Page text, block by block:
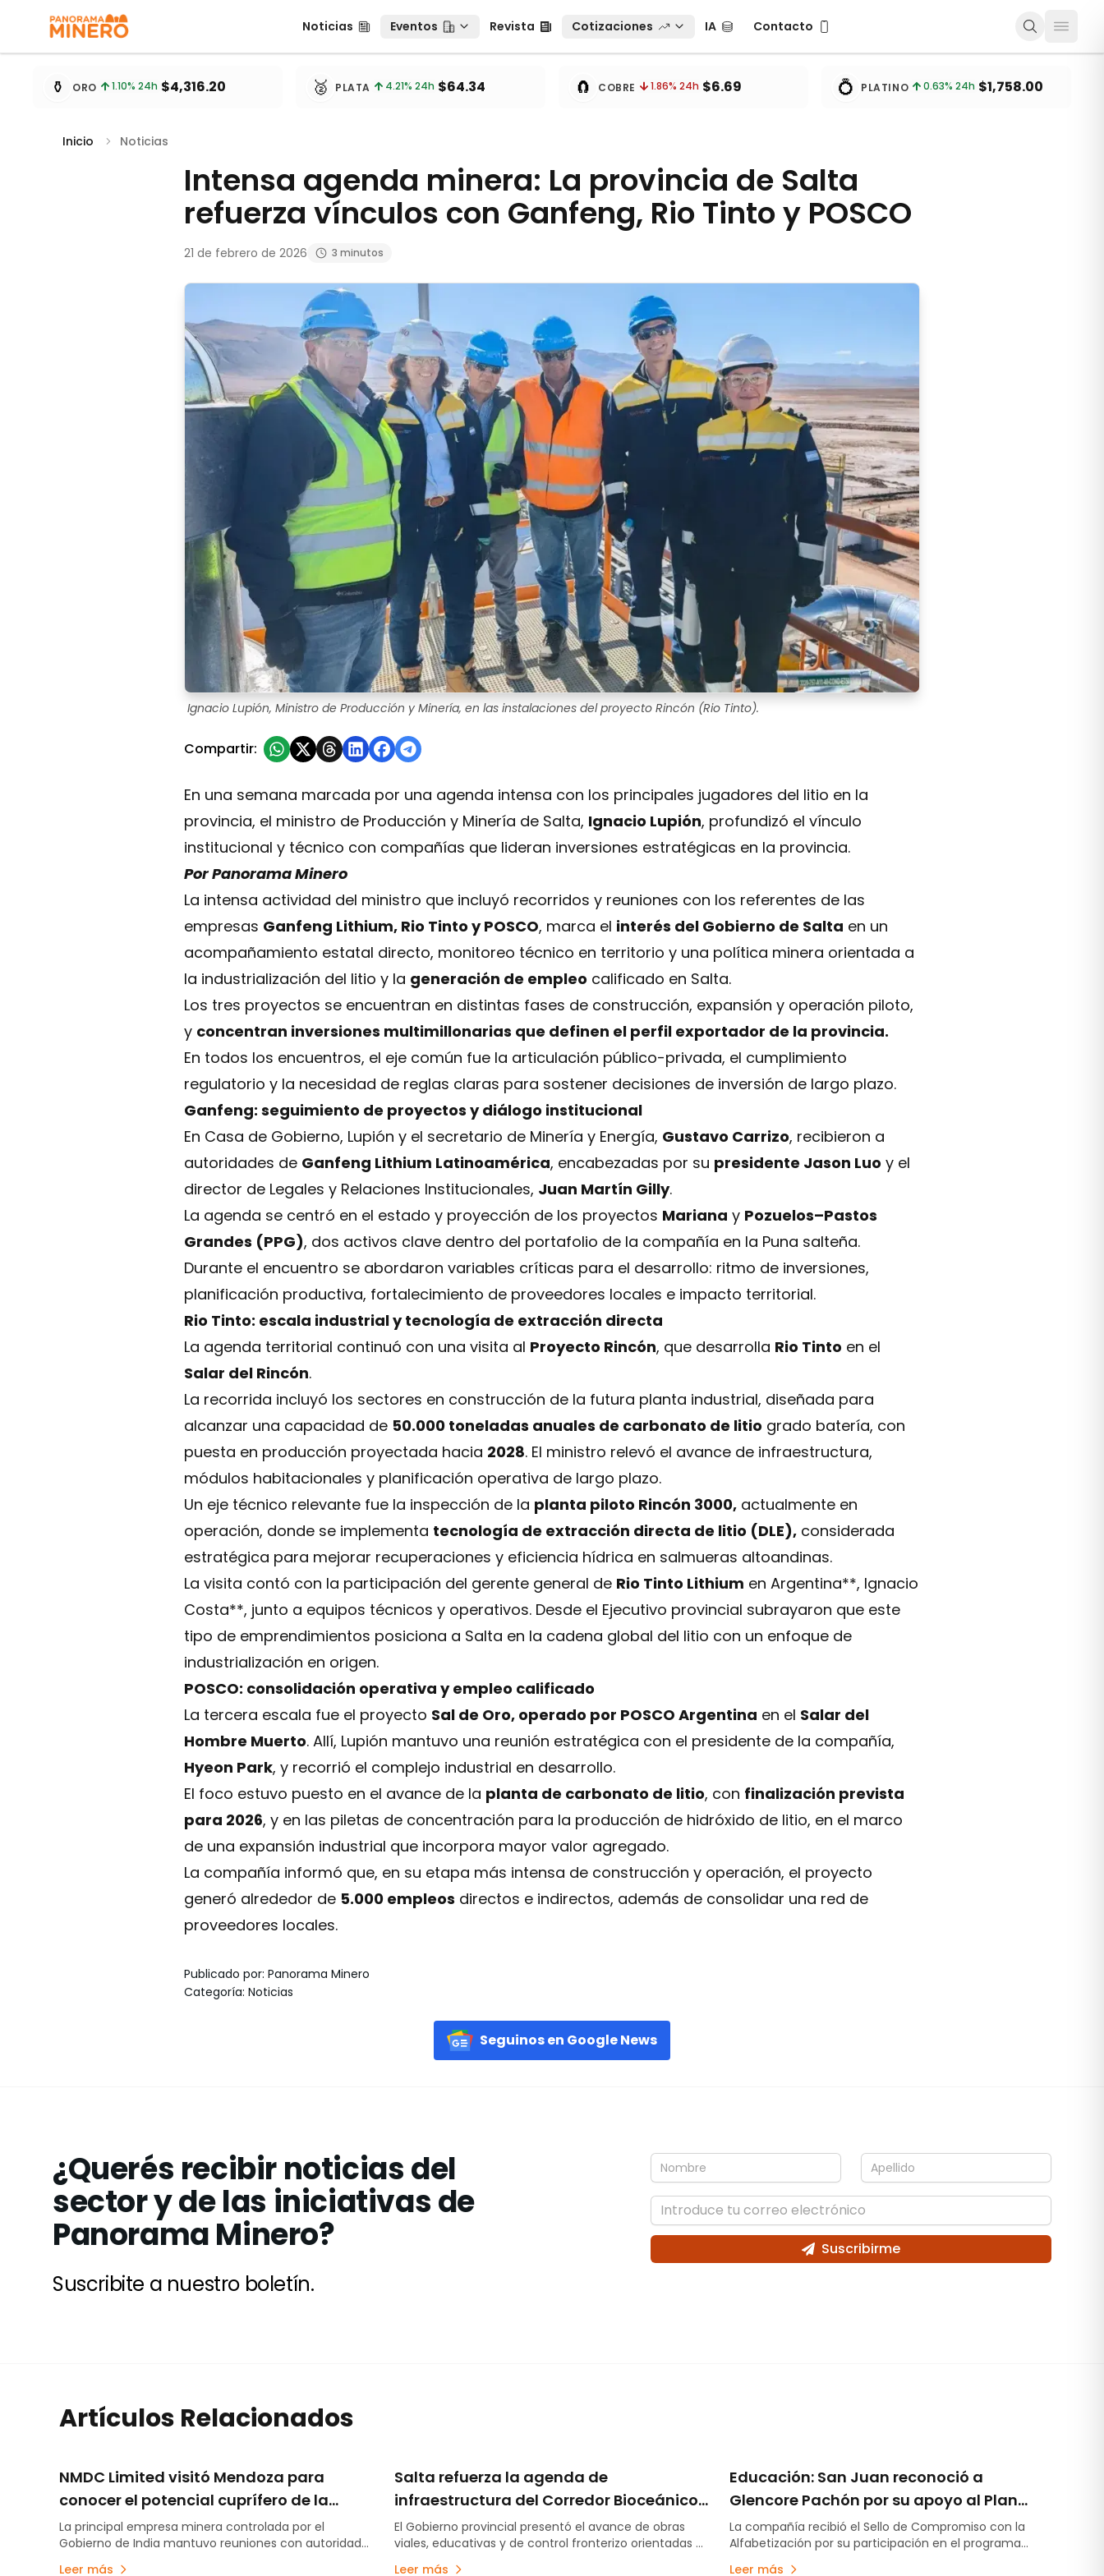
Noticias
Noticias Eventos
Eventos Revista
Revista Cotizaciones
Cotizaciones IAIA Contacto
Contacto
Cotizaciones de metales actualizadas cada 15 minutos
⚱️ ORO 1.10% 24h $4,316.20 🥈 PLATA 4.21% 24h $64.34 🧲 COBRE 1.86% 24h $6.69 💍 PLATINO 0.63% 24h $1,758.00
Inicio Noticias
Intensa agenda minera: La provincia de Salta
refuerza vínculos con Ganfeng, Rio Tinto y POSCO
21 de febrero de 2026 3 minutos
Ignacio Lupión, Ministro de Producción y Minería, en las instalaciones del proyecto Rincón (Rio Tinto).
Compartir:
En una semana marcada por una agenda intensa con los principales jugadores del litio en la
provincia, el ministro de Producción y Minería de Salta, Ignacio Lupión, profundizó el vínculo
institucional y técnico con compañías que lideran inversiones estratégicas en la provincia.
Por Panorama Minero
La intensa actividad del ministro que incluyó recorridos y reuniones con los referentes de las
empresas Ganfeng Lithium, Rio Tinto y POSCO, marca el interés del Gobierno de Salta en un
acompañamiento estatal directo, monitoreo técnico en territorio y una política minera orientada a
la industrialización del litio y la generación de empleo calificado en Salta.
Los tres proyectos se encuentran en distintas fases de construcción, expansión y operación piloto,
y concentran inversiones multimillonarias que definen el perfil exportador de la provincia.
En todos los encuentros, el eje común fue la articulación público-privada, el cumplimiento
regulatorio y la necesidad de reglas claras para sostener decisiones de inversión de largo plazo.
Ganfeng: seguimiento de proyectos y diálogo institucional
En Casa de Gobierno, Lupión y el secretario de Minería y Energía, Gustavo Carrizo, recibieron a
autoridades de Ganfeng Lithium Latinoamérica, encabezadas por su presidente Jason Luo y el
director de Legales y Relaciones Institucionales, Juan Martín Gilly.
La agenda se centró en el estado y proyección de los proyectos Mariana y Pozuelos–Pastos
Grandes (PPG), dos activos clave dentro del portafolio de la compañía en la Puna salteña.
Durante el encuentro se abordaron variables críticas para el desarrollo: ritmo de inversiones,
planificación productiva, fortalecimiento de proveedores locales e impacto territorial.
Rio Tinto: escala industrial y tecnología de extracción directa
La agenda territorial continuó con una visita al Proyecto Rincón, que desarrolla Rio Tinto en el
Salar del Rincón.
La recorrida incluyó los sectores en construcción de la futura planta industrial, diseñada para
alcanzar una capacidad de 50.000 toneladas anuales de carbonato de litio grado batería, con
puesta en producción proyectada hacia 2028. El ministro relevó el avance de infraestructura,
módulos habitacionales y planificación operativa de largo plazo.
Un eje técnico relevante fue la inspección de la planta piloto Rincón 3000, actualmente en
operación, donde se implementa tecnología de extracción directa de litio (DLE), considerada
estratégica para mejorar recuperaciones y eficiencia hídrica en salmueras altoandinas.
La visita contó con la participación del gerente general de Rio Tinto Lithium en Argentina**, Ignacio
Costa**, junto a equipos técnicos y operativos. Desde el Ejecutivo provincial subrayaron que este
tipo de emprendimientos posiciona a Salta en la cadena global del litio con un enfoque de
industrialización en origen.
POSCO: consolidación operativa y empleo calificado
La tercera escala fue el proyecto Sal de Oro, operado por POSCO Argentina en el Salar del
Hombre Muerto. Allí, Lupión mantuvo una reunión estratégica con el presidente de la compañía,
Hyeon Park, y recorrió el complejo industrial en desarrollo.
El foco estuvo puesto en el avance de la planta de carbonato de litio, con finalización prevista
para 2026, y en las piletas de concentración para la producción de hidróxido de litio, en el marco
de una expansión industrial que incorpora mayor valor agregado.
La compañía informó que, en su etapa más intensa de construcción y operación, el proyecto
generó alrededor de 5.000 empleos directos e indirectos, además de consolidar una red de
proveedores locales.
Publicado por: Panorama Minero
Categoría: Noticias
Seguinos en Google News
¿Querés recibir noticias del
sector y de las iniciativas de
Panorama Minero?
Suscribite a nuestro boletín.
Suscribirme
Artículos Relacionados
NMDC Limited visitó Mendoza para
conocer el potencial cuprífero de la
provincia y su modelo de desarrollo
minero
La principal empresa minera controlada por el
Gobierno de India mantuvo reuniones con autoridades
provinciales para interiorizarse sobre los proyectos de
Leer más
Salta refuerza la agenda de
infraestructura del Corredor Bioceánico
y consolida su apuesta logística para la
minería y el comercio regional
El Gobierno provincial presentó el avance de obras
viales, educativas y de control fronterizo orientadas a
fortalecer el Corredor Bioceánico de Capricornio.
Leer más
Educación: San Juan reconoció a
Glencore Pachón por su apoyo al Plan
Provincial de Alfabetización
La compañía recibió el Sello de Compromiso con la
Alfabetización por su participación en el programa
provincial Comprendo y Aprendo, una iniciativa que
Leer más